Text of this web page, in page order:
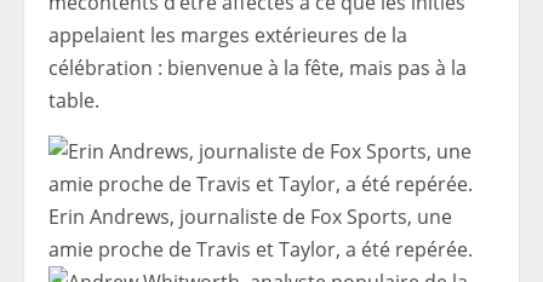
appelaient les marges extérieures de la
célébration : bienvenue à la fête, mais pas à la
table.
Erin Andrews, journaliste de Fox Sports, une
amie proche de Travis et Taylor, a été repérée.